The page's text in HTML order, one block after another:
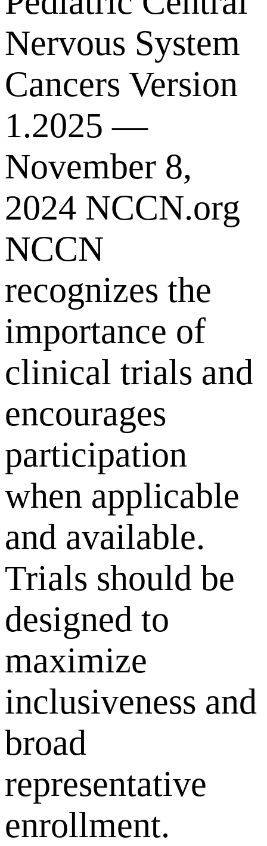
Nervous System
Cancers Version
1.2025 —
November 8,
2024 NCCN.org
NCCN
recognizes the
importance of
clinical trials and
encourages
participation
when applicable
and available.
Trials should be
designed to
maximize
inclusiveness and
broad
representative
enrollment.